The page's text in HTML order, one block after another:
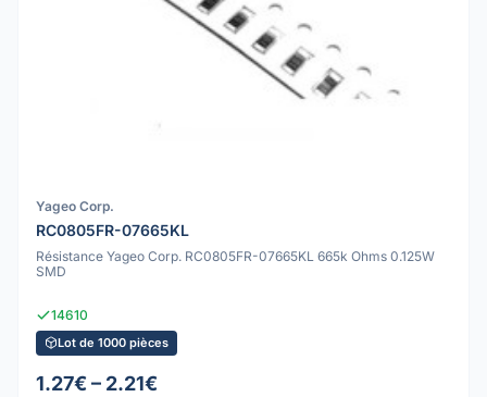
Yageo Corp.
RC0805FR-07665KL
Résistance Yageo Corp. RC0805FR-07665KL 665k Ohms 0.125W
SMD
14610
Lot de 1000 pièces
1.27€ – 2.21€